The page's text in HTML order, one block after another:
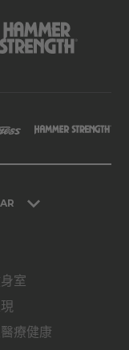
室
療健康